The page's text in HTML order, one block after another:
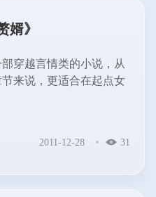
婿》
部穿越言情类的小说，从
节来说，更适合在起点女
2011-12-28 31